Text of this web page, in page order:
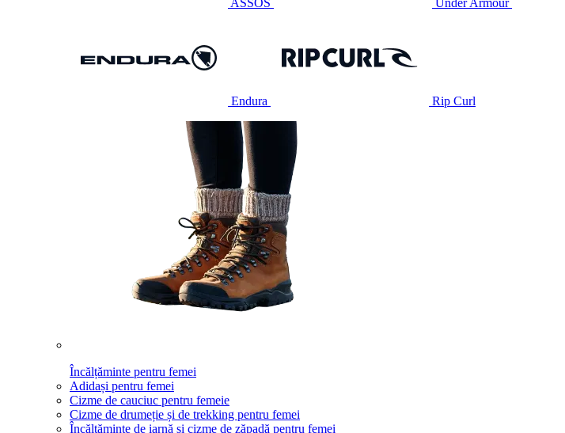
ASSOS Under Armour
Endura Rip Curl
Încălțăminte pentru femei
Adidași pentru femei
Cizme de cauciuc pentru femeie
Cizme de drumeție și de trekking pentru femei
Încălțăminte de iarnă și cizme de zăpadă pentru femei